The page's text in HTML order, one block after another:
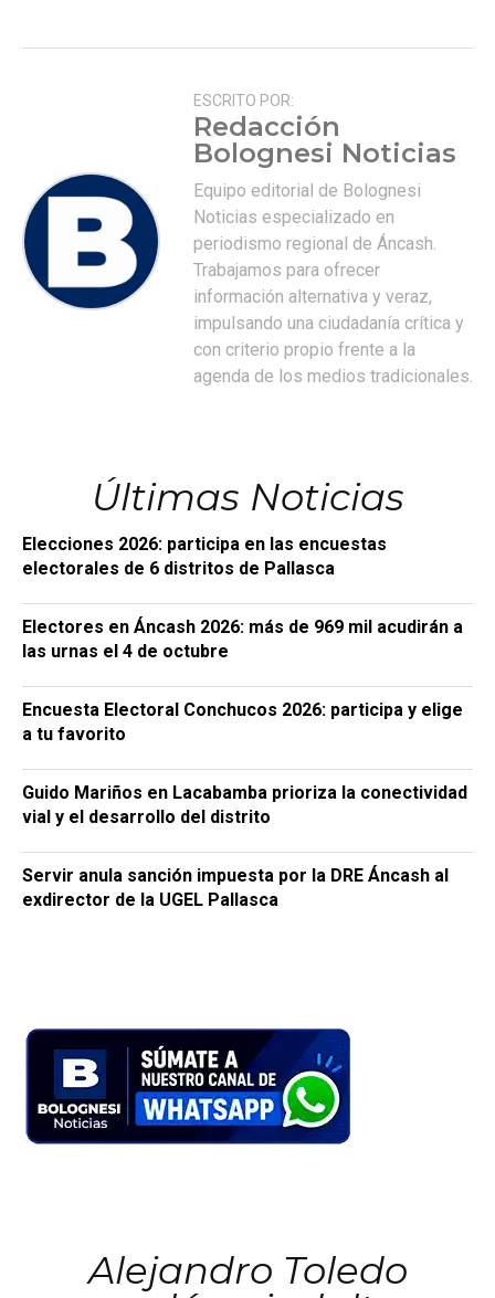
ESCRITO POR:
Redacción
Bolognesi Noticias
Equipo editorial de Bolognesi
Noticias especializado en
periodismo regional de Áncash.
Trabajamos para ofrecer
información alternativa y veraz,
impulsando una ciudadanía crítica y
con criterio propio frente a la
agenda de los medios tradicionales.
Últimas Noticias
Elecciones 2026: participa en las encuestas
electorales de 6 distritos de Pallasca
Electores en Áncash 2026: más de 969 mil acudirán a
las urnas el 4 de octubre
Encuesta Electoral Conchucos 2026: participa y elige
a tu favorito
Guido Mariños en Lacabamba prioriza la conectividad
vial y el desarrollo del distrito
Servir anula sanción impuesta por la DRE Áncash al
exdirector de la UGEL Pallasca
Alejandro Toledo